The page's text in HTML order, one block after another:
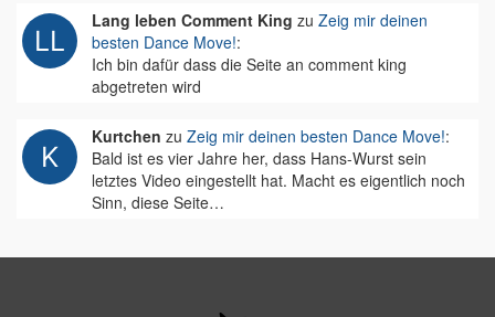
Lang leben Comment King zu Zeig mir deinen
besten Dance Move!:
Ich bin dafür dass die Seite an comment king
abgetreten wird
Kurtchen zu Zeig mir deinen besten Dance Move!:
Bald ist es vier Jahre her, dass Hans-Wurst sein
letztes Video eingestellt hat. Macht es eigentlich noch
Sinn, diese Seite…